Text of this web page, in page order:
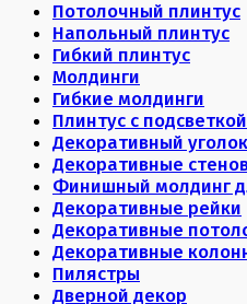
Потолочный плинтус
Напольный плинтус
Гибкий плинтус
Молдинги
Гибкие молдинги
Плинтус с подсветкой
Декоративный уголок
Декоративные
Финишный молдинг
Декоративные рейки
Декоративные
Декоративные
Пилястры
Дверной декор